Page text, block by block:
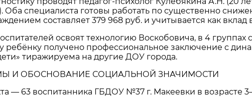
Оба специалиста готовы работать по существенно
составляет 379 968 руб. и учитывается как
освоят технологию Воскобовича, в 4
ребёнку получено профессиональное заключение с
тиражируема на другие ДОУ города.
И ОБОСНОВАНИЕ СОЦИАЛЬНОЙ ЗНАЧИМОСТИ
— 63 воспитанника ГБДОУ №37 г. Макеевки в возрасте